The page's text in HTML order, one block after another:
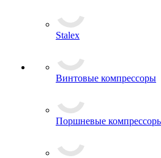
Stalex
Винтовые компрессоры
Поршневые